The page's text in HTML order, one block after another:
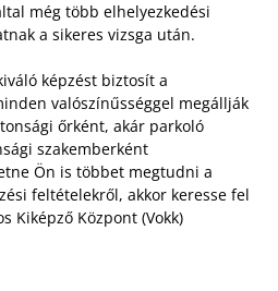
még több elhelyezkedési
a sikeres vizsga után.
képzést biztosít a
valószínűsséggel megállják
őrként, akár parkoló
szakemberként
Ön is többet megtudni a
feltételekről, akkor keresse fel
Kiképző Központ (Vokk)